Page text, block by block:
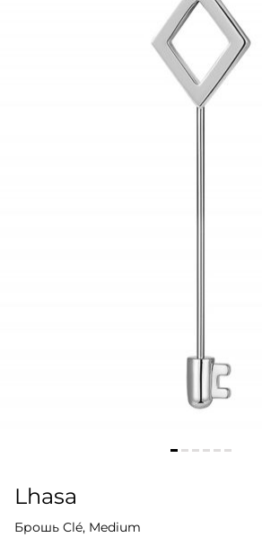
Lhasa
Брошь Clé, Medium